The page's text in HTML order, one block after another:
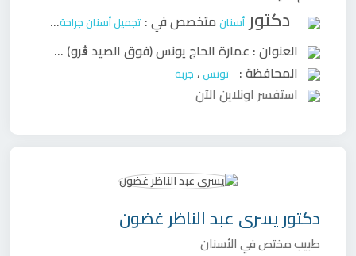
دكتورأسنانمتخصص في : تجميل أسنانجراحة وجه وفكين
العنوان : عمارة الحاج يونس (فوق الصيد ڨرو) شارع الحبيب بورقيبة، حومة السوق، جربة
المحافظة : تونس، جربة
استفسر اونلاين الآن
دكتوريسرى عبد الناظر غضون
طبيب مختص في الأسنان